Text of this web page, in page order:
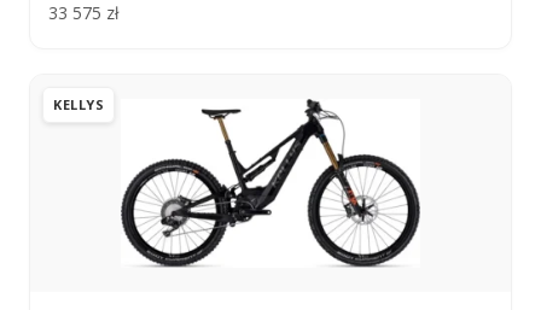
33 575 zł
KELLYS